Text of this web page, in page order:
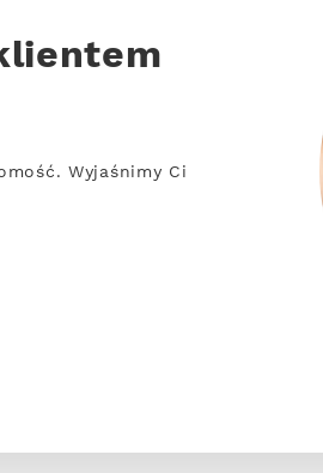
Wyjaśnimy Ci